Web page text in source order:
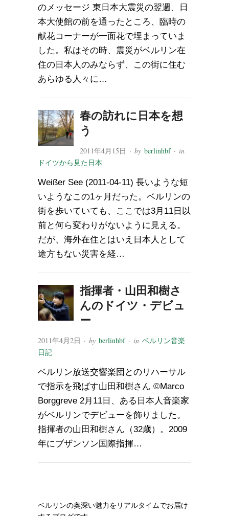
のメッセージ 東日本大震災の翌週、日
本大使館の前を通ったところ、臨時の
献花コーナーが一面花で埋まっていま
した。私はその時、震災がベルリン在
住の日本人のみならず、この街に住む
あらゆる人々に…
春の訪れに日本を想
う
2011年4月15日 · byberlinhbf· in
ドイツから見た日本
Weißer See (2011-04-11) 長いような短
いようなこの1ヶ月だった。ベルリンの
街を歩いていても、ここでは3月11日以
前と何ら変わりがないように見える。
だが、海外在住とはいえ日本人として
途方もない災害を経…
指揮者・山田和樹さ
んのドイツ・デビュ
ー
2011年4月2日 · by berlinhbf· in ベルリン音楽
日記
ベルリン放送交響楽団とのリハーサル
で指示を飛ばす山田和樹さん ©Marco
Borggreve 2月11日、ある日本人音楽家
がベルリンでデビューを飾りました。
指揮者の山田和樹さん（32歳）。2009
年にブザンソン国際指揮…
ベルリンの奥深い魅力をリアルタイムでお届け